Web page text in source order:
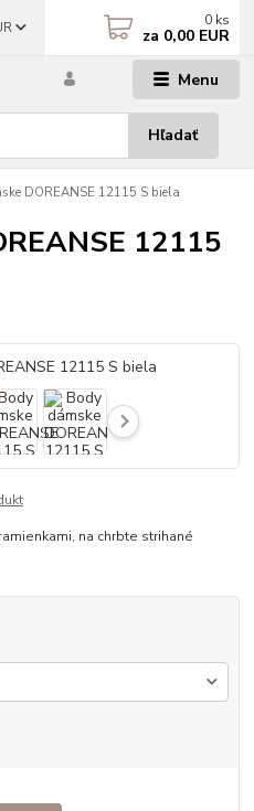
Menu
Hľadať
0 ks
za 0,00 EUR
DOREANSE 12115 S biela
12115
na chrbte strihané